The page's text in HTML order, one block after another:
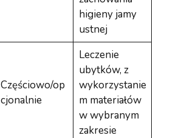
higieny jamy
ustnej
Częściowo/op
cjonalnie
Leczenie
ubytków, z
wykorzystanie
m materiałów
w wybranym
zakresie